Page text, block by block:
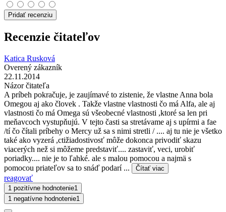
Pridať recenziu
Recenzie čitateľov
Katica Rusková
Overený zákazník
22.11.2014
Názor čitateľa
A príbeh pokračuje, je zaujímavé to zistenie, že vlastne Anna bola
Omegou aj ako človek . Takže vlastne vlastnosti čo má Alfa, ale aj
vlastnosti čo má Omega sú všeobecné vlastnosti ,ktoré sa len pri
meňavcoch vystupňujú. V tejto časti sa stretávame aj s upírmi a fae
/tí čo čítali príbehy o Mercy už sa s nimi stretli / .... aj tu nie je všetko
také ako vyzerá ,ctižiadostivosť môže dokonca privodiť skazu
viacerých než si môžeme predstaviť.... zastaviť, veci, urobiť
poriadky.... nie je to ľahké. ale s malou pomocou a najmä s
pomocou priateľov sa to snáď podarí ...
Čítať viac
reagovať
1 pozitívne hodnotenie1
1 negatívne hodnotenie1